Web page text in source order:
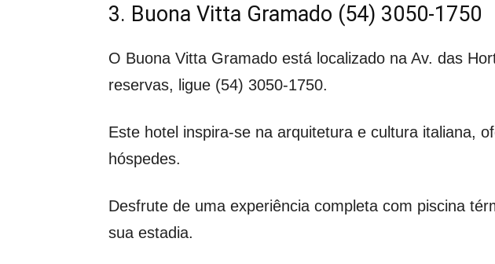
3. Buona Vitta Gramado (54) 3050-1750
O Buona Vitta Gramado está localizado na Av. das
reservas, ligue (54) 3050-1750.
Este hotel inspira-se na arquitetura e cultura italiana,
hóspedes.
Desfrute de uma experiência completa com piscina
sua estadia.